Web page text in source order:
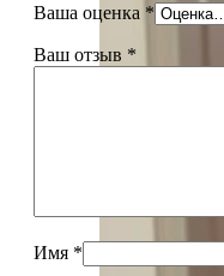
Ваша оценка *
Ваш отзыв *
Имя *